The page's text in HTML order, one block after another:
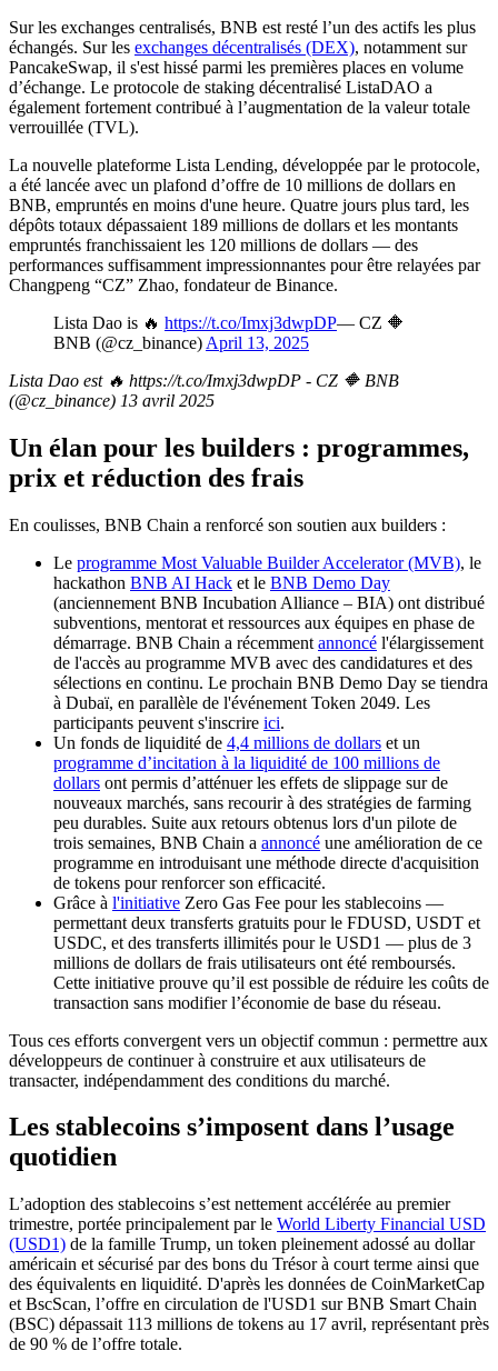
Sur les exchanges centralisés, BNB est resté l’un des actifs les plus
échangés. Sur les exchanges décentralisés (DEX), notamment sur
PancakeSwap, il s'est hissé parmi les premières places en volume
d’échange. Le protocole de staking décentralisé ListaDAO a
également fortement contribué à l’augmentation de la valeur totale
verrouillée (TVL).
La nouvelle plateforme Lista Lending, développée par le protocole,
a été lancée avec un plafond d’offre de 10 millions de dollars en
BNB, empruntés en moins d'une heure. Quatre jours plus tard, les
dépôts totaux dépassaient 189 millions de dollars et les montants
empruntés franchissaient les 120 millions de dollars — des
performances suffisamment impressionnantes pour être relayées par
Changpeng “CZ” Zhao, fondateur de Binance.
Lista Dao is 🔥 https://t.co/Imxj3dwpDP— CZ 🔶
BNB (@cz_binance) April 13, 2025
Lista Dao est 🔥 https://t.co/Imxj3dwpDP - CZ 🔶 BNB
(@cz_binance) 13 avril 2025
Un élan pour les builders : programmes,
prix et réduction des frais
En coulisses, BNB Chain a renforcé son soutien aux builders :
Le programme Most Valuable Builder Accelerator (MVB), le
hackathon BNB AI Hack et le BNB Demo Day
(anciennement BNB Incubation Alliance – BIA) ont distribué
subventions, mentorat et ressources aux équipes en phase de
démarrage. BNB Chain a récemment annoncé l'élargissement
de l'accès au programme MVB avec des candidatures et des
sélections en continu. Le prochain BNB Demo Day se tiendra
à Dubaï, en parallèle de l'événement Token 2049. Les
participants peuvent s'inscrire ici.
Un fonds de liquidité de 4,4 millions de dollars et un
programme d’incitation à la liquidité de 100 millions de
dollars ont permis d’atténuer les effets de slippage sur de
nouveaux marchés, sans recourir à des stratégies de farming
peu durables. Suite aux retours obtenus lors d'un pilote de
trois semaines, BNB Chain a annoncé une amélioration de ce
programme en introduisant une méthode directe d'acquisition
de tokens pour renforcer son efficacité.
Grâce à l'initiative Zero Gas Fee pour les stablecoins —
permettant deux transferts gratuits pour le FDUSD, USDT et
USDC, et des transferts illimités pour le USD1 — plus de 3
millions de dollars de frais utilisateurs ont été remboursés.
Cette initiative prouve qu’il est possible de réduire les coûts de
transaction sans modifier l’économie de base du réseau.
Tous ces efforts convergent vers un objectif commun : permettre aux
développeurs de continuer à construire et aux utilisateurs de
transacter, indépendamment des conditions du marché.
Les stablecoins s’imposent dans l’usage
quotidien
L’adoption des stablecoins s’est nettement accélérée au premier
trimestre, portée principalement par le World Liberty Financial USD
(USD1) de la famille Trump, un token pleinement adossé au dollar
américain et sécurisé par des bons du Trésor à court terme ainsi que
des équivalents en liquidité. D'après les données de CoinMarketCap
et BscScan, l’offre en circulation de l'USD1 sur BNB Smart Chain
(BSC) dépassait 113 millions de tokens au 17 avril, représentant près
de 90 % de l’offre totale.